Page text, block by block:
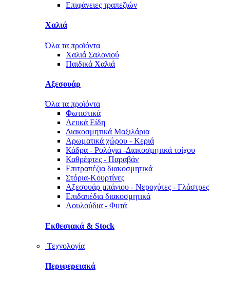
Επιφάνειες τραπεζιών
Χαλιά
Όλα τα προϊόντα
Χαλιά Σαλονιού
Παιδικά Χαλιά
Αξεσουάρ
Όλα τα προϊόντα
Φωτιστικά
Λευκά Είδη
Διακοσμητικά Μαξιλάρια
Αρωματικά χώρου - Κεριά
Κάδρα - Ρολόγια -Διακοσμητικά τοίχου
Καθρέφτες - Παραβάν
Επιτραπέζια διακοσμητικά
Στόρια-Κουρτίνες
Αξεσουάρ μπάνιου - Νεροχύτες - Γλάστρες
Επιδαπέδια διακοσμητικά
Λουλούδια - Φυτά
Εκθεσιακά & Stock
Τεχνολογία
Περιφερειακά